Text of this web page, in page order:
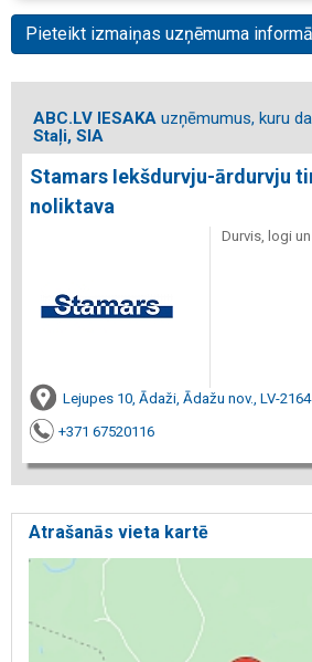
Pieteikt izmaiņas uzņēmuma
ABC.LV IESAKA uzņēmumus, kuru
Staļi, SIA
Stamars Iekšdurvju-ārdurvju
noliktava
Durvis, logi
Lejupes 10, Ādaži, Ādažu nov., LV-2164
+371 67520116
Atrašanās vieta kartē